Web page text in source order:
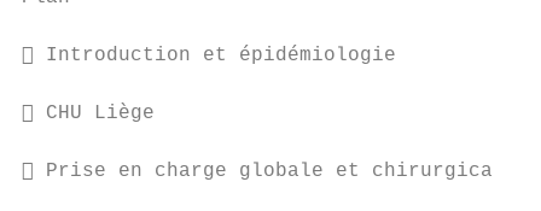
 Introduction et épidémiologie
 CHU Liège
 Prise en charge globale et chirurgicale